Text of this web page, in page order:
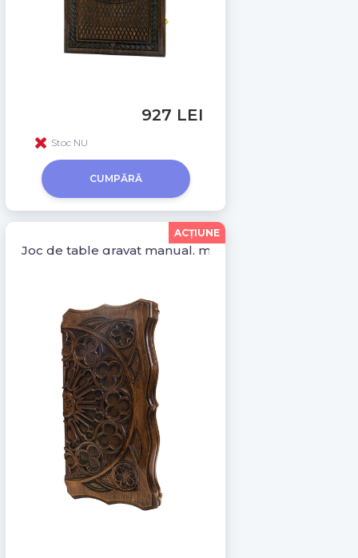
927 LEI
Stoc NU
CUMPĂRĂ
Joc de table gravat manual, model Gotic 10009
ACŢIUNE